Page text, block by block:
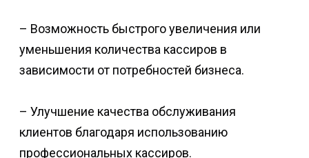
– Возможность быстрого увеличения или
уменьшения количества кассиров в
зависимости от потребностей бизнеса.
– Улучшение качества обслуживания
клиентов благодаря использованию
профессиональных кассиров.